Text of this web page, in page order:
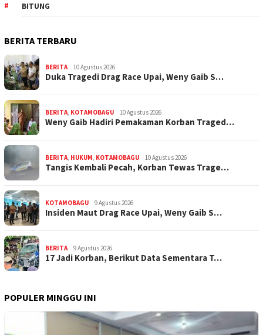
BITUNG
BERITA TERBARU
BERITA 10 Agustus 2026
Duka Tragedi Drag Race Upai, Weny Gaib S…
BERITA KOTAMOBAGU 10 Agustus 2026
Weny Gaib Hadiri Pemakaman Korban Traged…
BERITA HUKUM KOTAMOBAGU 10 Agustus 2026
Tangis Kembali Pecah, Korban Tewas Trage…
KOTAMOBAGU 9 Agustus 2026
Insiden Maut Drag Race Upai, Weny Gaib S…
BERITA 9 Agustus 2026
17 Jadi Korban, Berikut Data Sementara T…
POPULER MINGGU INI